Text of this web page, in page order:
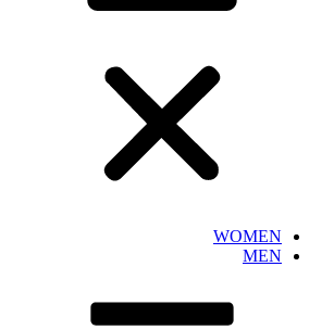
WOMEN
MEN